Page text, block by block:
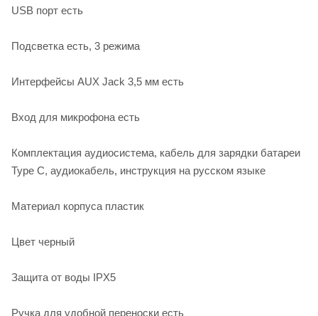
USB порт есть
Подсветка есть, 3 режима
Интерфейсы AUX Jack 3,5 мм есть
Вход для микрофона есть
Комплектация аудиосистема, кабель для зарядки батареи
Type C, аудиокабель, инструкция на русском языке
Материал корпуса пластик
Цвет черный
Защита от воды IPX5
Ручка для удобной переноски есть